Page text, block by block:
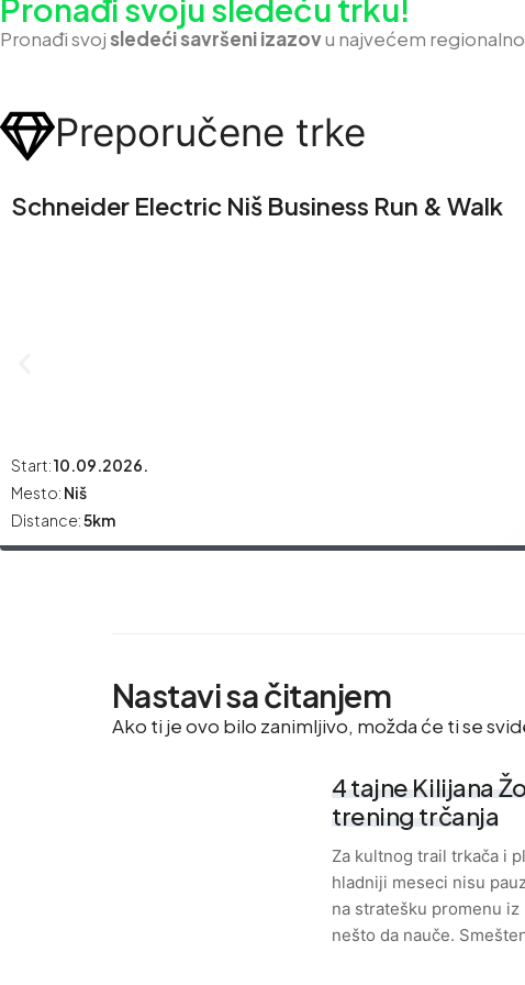
Pronađi svoju sledeću trku!
Pronađi svojsledeći savršeni izazovu najvećem
Preporučene trke
Schneider Electric Niš Business Run & Walk
Start:10.09.2026.
Mesto: Niš
Distance:5km
Nastavi sa čitanjem
Ako ti je ovo bilo zanimljivo, možda će ti se
4 tajne Kilijana
trening trčanja
Za kultnog trail trkača i
hladniji meseci nisu
na stratešku promenu
nešto da nauče.